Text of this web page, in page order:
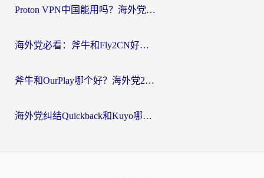
Proton VPN中国能用吗？海外党选回国加速器的避坑指南（附番茄加速器实测）
海外党必看：斧牛和Fly2CN好用吗？3招教你选对回国加速器（附免费试用攻略）
斧牛和OurPlay哪个好？海外党2026亲测：选对加速器，国内资源秒加载
海外党纠结Quickback和Kuyo哪个好？选对回国加速器才能无缝刷国内资源